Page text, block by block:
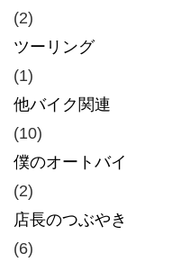
(2)
ツーリング
(1)
他バイク関連
(10)
僕のオートバイ
(2)
店長のつぶやき
(6)